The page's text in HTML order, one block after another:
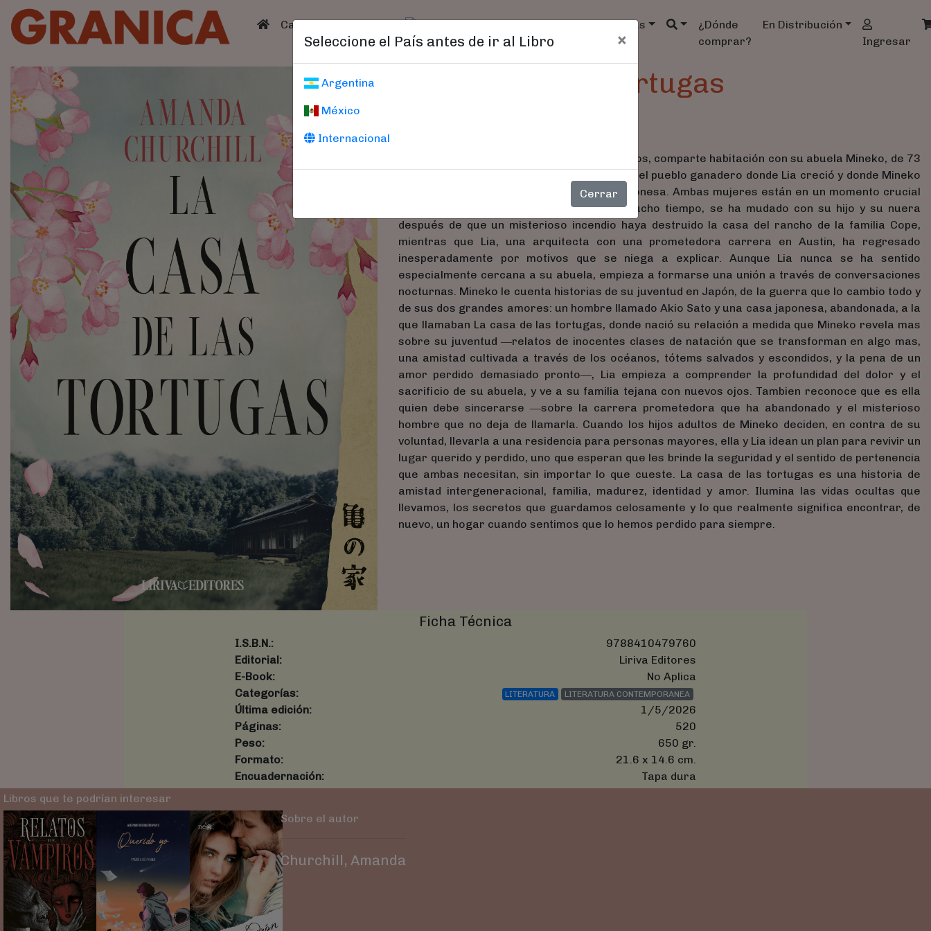
(current)
Catálogo Catálogo Agendas
¿Dónde
comprar?
En Distribución
Ingresar
Seleccione el País antes de ir al Libro ×
Argentina
México
Internacional
Cerrar
La Casa De Las Tortugas
Es la primavera de 1999, y Lia Cope, de 25 aos, comparte habitación con su abuela Mineko, de 73
años y de carácter difícil, en Curtain, Texas, el pueblo ganadero donde Lia creció y donde Mineko
comenzó su vida como novia de guerra japonesa. Ambas mujeres están en un momento crucial
de sus vidas: Mineko, viuda desde hace mucho tiempo, se ha mudado con su hijo y su nuera
después de que un misterioso incendio haya destruido la casa del rancho de la familia Cope,
mientras que Lia, una arquitecta con una prometedora carrera en Austin, ha regresado
inesperadamente por motivos que se niega a explicar. Aunque Lia nunca se ha sentido
especialmente cercana a su abuela, empieza a formarse una unión a través de conversaciones
nocturnas. Mineko le cuenta historias de su juventud en Japón, de la guerra que lo cambio todo y
de sus dos grandes amores: un hombre llamado Akio Sato y una casa japonesa, abandonada, a la
que llamaban La casa de las tortugas, donde nació su relación a medida que Mineko revela mas
sobre su juventud ―relatos de inocentes clases de natación que se transforman en algo mas,
una amistad cultivada a través de los océanos, tótems salvados y escondidos, y la pena de un
amor perdido demasiado pronto―, Lia empieza a comprender la profundidad del dolor y el
sacrificio de su abuela, y ve a su familia tejana con nuevos ojos. Tambien reconoce que es ella
quien debe sincerarse ―sobre la carrera prometedora que ha abandonado y el misterioso
hombre que no deja de llamarla. Cuando los hijos adultos de Mineko deciden, en contra de su
voluntad, llevarla a una residencia para personas mayores, ella y Lia idean un plan para revivir un
lugar querido y perdido, uno que esperan que les brinde la seguridad y el sentido de pertenencia
que ambas necesitan, sin importar lo que cueste. La casa de las tortugas es una historia de
amistad intergeneracional, familia, madurez, identidad y amor. Ilumina las vidas ocultas que
llevamos, los secretos que guardamos celosamente y lo que realmente significa encontrar, de
nuevo, un hogar cuando sentimos que lo hemos perdido para siempre.
Ficha Técnica
I.S.B.N.:
9788410479760
Editorial:
Liriva Editores
E-Book:
No Aplica
Categorías:
LITERATURA LITERATURA CONTEMPORANEA
Última edición:
1/5/2026
Páginas:
520
Peso:
650 gr.
Formato:
21.6 x 14.6 cm.
Encuadernación:
Tapa dura
Libros que te podrían interesar
Sobre el autor
Churchill, Amanda